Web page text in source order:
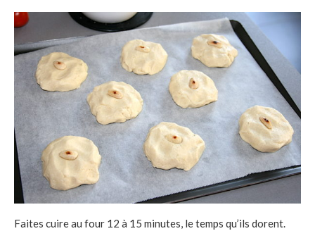
Faites cuire au four 12 à 15 minutes, le temps qu’ils dorent.